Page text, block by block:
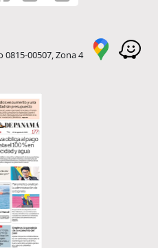
0815-00507, Zona 4